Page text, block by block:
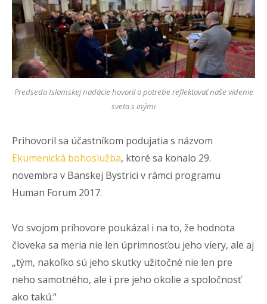
Predseda Islamskej nadácie hovoril o potrebe reflektovať naše videnie
sveta s inými
Prihovoril sa účastníkom podujatia s názvom
Ekumenická bohoslužba, ktoré sa konalo 29.
novembra v Banskej Bystrici v rámci programu
Human Forum 2017.
Vo svojom príhovore poukázal i na to, že hodnota
človeka sa meria nie len úprimnosťou jeho viery, ale aj
„tým, nakoľko sú jeho skutky užitočné nie len pre
neho samotného, ale i pre jeho okolie a spoločnosť
ako takú.“